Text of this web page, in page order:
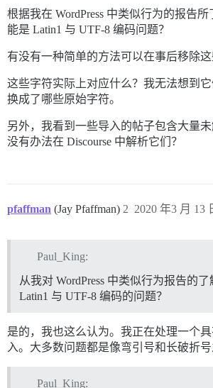
根据我在 WordPress 中类似行为的报告
能是 Latin1 与 UTF-8 编码问题？
有没有一种简单的方法可以在事后移除这
这些字符实际上对应什么？我无法想到
换成了哪些原始字符。
另外，我看到一些导入的帖子包含大量
没有办法在 Discourse 中解析它们？
pfaffman (Jay Pfaffman) 2020 年3 月 13
2
Paul_King:
从我对 WordPress 中类似行为报告的
Latin1 与 UTF-8 编码的问题？
是的，我也这么认为。我正在处理一个
入。大多数问题都是像弯引号和长破折号
Paul_King: